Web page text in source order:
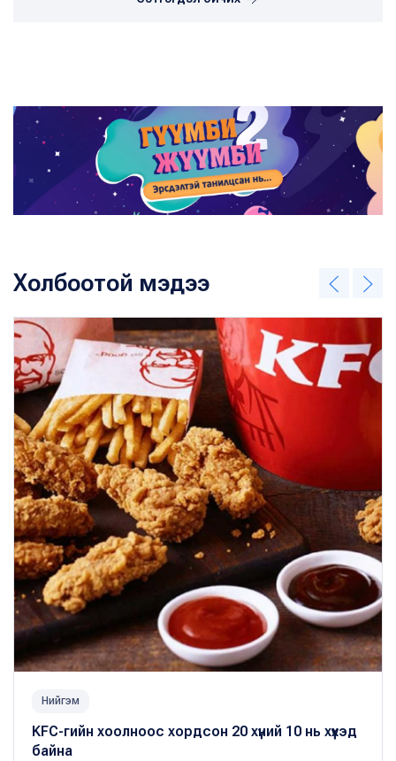
Холбоотой мэдээ
Нийгэм
KFC-гийн хоолноос хордсон 20 хүний 10 нь хүүхэд
байна